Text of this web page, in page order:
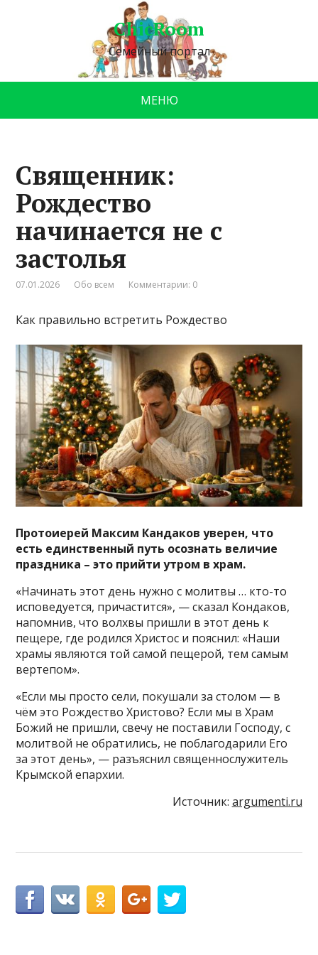
ChicRoom
Семейный портал
МЕНЮ
Священник:
Рождество
начинается не с
застолья
07.01.2026 Обо всем Комментарии: 0
Как правильно встретить Рождество
Протоиерей Максим Кандаков уверен, что
есть единственный путь осознать величие
праздника – это прийти утром в храм.
«Начинать этот день нужно с молитвы … кто-то
исповедуется, причастится», — сказал Кондаков,
напомнив, что волхвы пришли в этот день к
пещере, где родился Христос и пояснил: «Наши
храмы являются той самой пещерой, тем самым
вертепом».
«Если мы просто сели, покушали за столом — в
чём это Рождество Христово? Если мы в Храм
Божий не пришли, свечу не поставили Господу, с
молитвой не обратились, не поблагодарили Его
за этот день», — разъяснил священнослужитель
Крымской епархии.
Источник: argumenti.ru